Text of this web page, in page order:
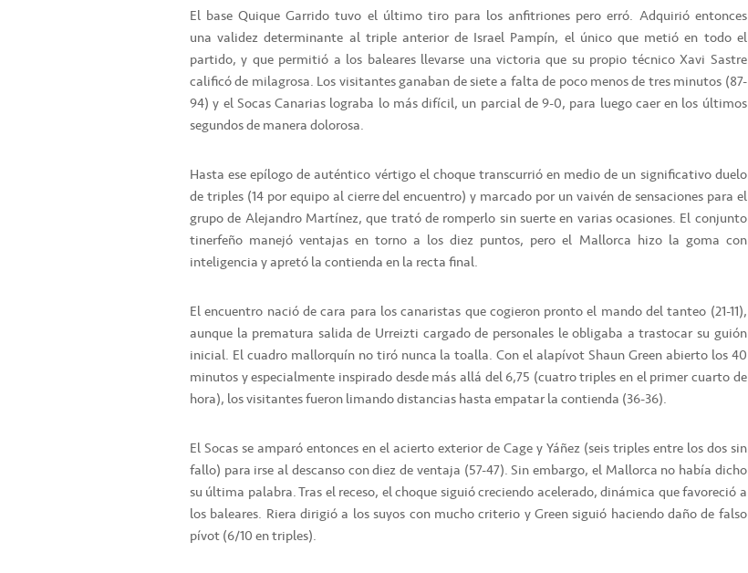
El base Quique Garrido tuvo el último tiro para los anfitriones pero erró. Adquirió entonces
una validez determinante al triple anterior de Israel Pampín, el único que metió en todo el
partido, y que permitió a los baleares llevarse una victoria que su propio técnico Xavi Sastre
calificó de milagrosa. Los visitantes ganaban de siete a falta de poco menos de tres minutos (87-
94) y el Socas Canarias lograba lo más difícil, un parcial de 9-0, para luego caer en los últimos
segundos de manera dolorosa.
Hasta ese epílogo de auténtico vértigo el choque transcurrió en medio de un significativo duelo
de triples (14 por equipo al cierre del encuentro) y marcado por un vaivén de sensaciones para el
grupo de Alejandro Martínez, que trató de romperlo sin suerte en varias ocasiones. El conjunto
tinerfeño manejó ventajas en torno a los diez puntos, pero el Mallorca hizo la goma con
inteligencia y apretó la contienda en la recta final.
El encuentro nació de cara para los canaristas que cogieron pronto el mando del tanteo (21-11),
aunque la prematura salida de Urreizti cargado de personales le obligaba a trastocar su guión
inicial. El cuadro mallorquín no tiró nunca la toalla. Con el alapívot Shaun Green abierto los 40
minutos y especialmente inspirado desde más allá del 6,75 (cuatro triples en el primer cuarto de
hora), los visitantes fueron limando distancias hasta empatar la contienda (36-36).
El Socas se amparó entonces en el acierto exterior de Cage y Yáñez (seis triples entre los dos sin
fallo) para irse al descanso con diez de ventaja (57-47). Sin embargo, el Mallorca no había dicho
su última palabra. Tras el receso, el choque siguió creciendo acelerado, dinámica que favoreció a
los baleares. Riera dirigió a los suyos con mucho criterio y Green siguió haciendo daño de falso
pívot (6/10 en triples).